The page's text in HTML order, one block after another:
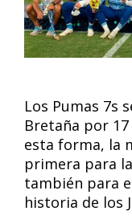
Los Pumas 7s
Bretaña por
esta forma, la
primera para
también para
historia de los